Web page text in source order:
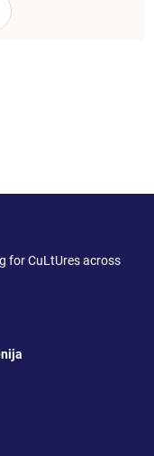
for CuLtUres across